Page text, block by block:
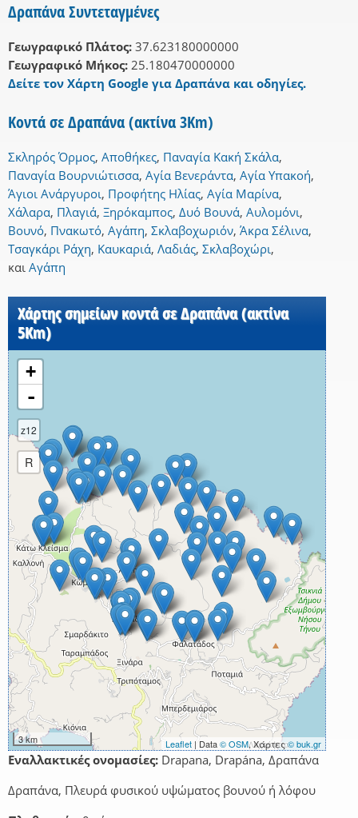
Δραπάνα Συντεταγμένες
Γεωγραφικό Πλάτος: 37.623180000000
Γεωγραφικό Μήκος: 25.180470000000
Δείτε τον Χάρτη Google για Δραπάνα και οδηγίες.
Κοντά σε Δραπάνα (ακτίνα 3Km)
Σκληρός Όρμος, Αποθήκες, Παναγία Κακή Σκάλα,
Παναγία Βουρνιώτισσα, Αγία Βενεράντα, Αγία Υπακοή,
Άγιοι Ανάργυροι, Προφήτης Ηλίας, Αγία Μαρίνα,
Χάλαρα, Πλαγιά, Ξηρόκαμπος, Δυό Βουνά, Αυλομόνι,
Βουνό, Πνακωτό, Αγάπη, Σκλαβοχωριόν, Άκρα Σέλινα,
Τσαγκάρι Ράχη, Καυκαριά, Λαδιάς, Σκλαβοχώρι,
και Αγάπη
Χάρτης σημείων κοντά σε Δραπάνα (ακτίνα
5Km)
+
-
z12
R
3 km Leaflet | Data© OSM, Χάρτες© buk.gr
Εναλλακτικές ονομασίες: Drapana, Drapána, Δραπάνα
Δραπάνα, Πλευρά φυσικού υψώματος βουνού ή λόφου